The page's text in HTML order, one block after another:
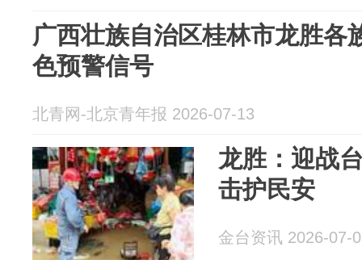
广西壮族自治区桂林市龙胜各
色预警信号
北青网-北京青年报 2026-07-13
龙胜：迎战
击护民安
金台资讯 2026-07-